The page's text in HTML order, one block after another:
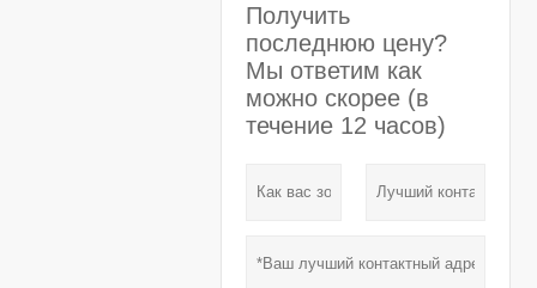
Получить
последнюю цену?
Мы ответим как
можно скорее (в
течение 12 часов)